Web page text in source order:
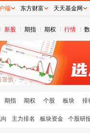
新股 期指 期权 行情
期指 期权 个股 板块 排
主力排名 板块资金 个股研
端 东方财富 天天基金网